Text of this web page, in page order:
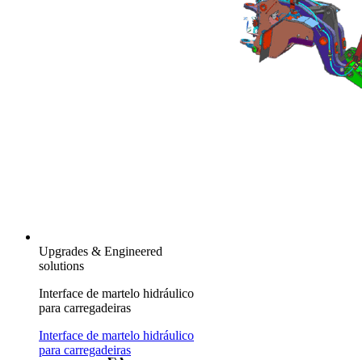
Upgrades & Engineered
solutions
Interface de martelo hidráulico
para carregadeiras
Interface de martelo hidráulico
para carregadeiras